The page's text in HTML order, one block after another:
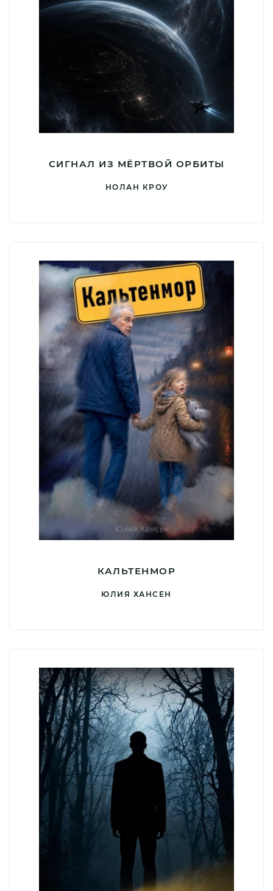
СИГНАЛ ИЗ МЁРТВОЙ ОРБИТЫ
НОЛАН КРОУ
КАЛЬТЕНМОР
ЮЛИЯ ХАНСЕН